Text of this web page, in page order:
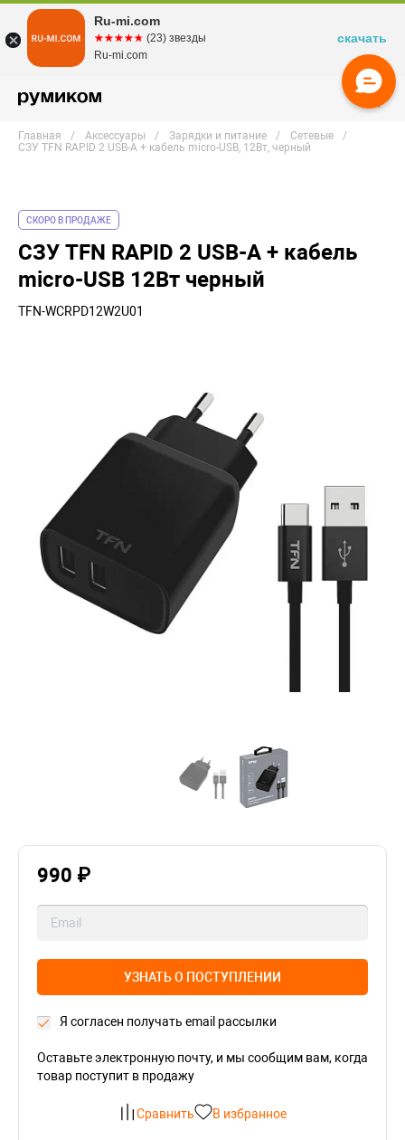
Главная Аксессуары Зарядки и питание
Сетевые
СЗУ TFN RAPID 2 USB-A + кабель micro-USB, 12Вт, черный
СКОРО В ПРОДАЖЕ
СЗУ TFN RAPID 2 USB-A + кабель
micro-USB 12Вт черный
TFN-WCRPD12W2U01
990 ₽
УЗНАТЬ О ПОСТУПЛЕНИИ
Я согласен получать email рассылки
Оставьте электронную почту, и мы сообщим вам, когда
товар поступит в продажу
Сравнить В избранное
Ru-mi.com
☆☆☆☆☆
★★★★★ (23) звезды
Ru-mi.com
скачать